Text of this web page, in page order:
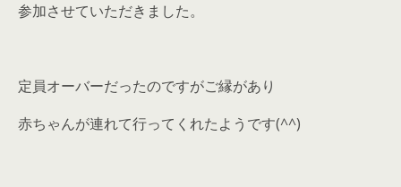
参加させていただきました。
定員オーバーだったのですがご縁があり
赤ちゃんが連れて行ってくれたようです(^^)